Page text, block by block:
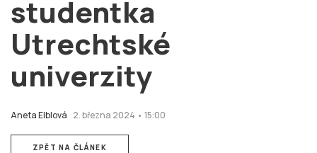
Zapomněli jste heslo?
studentka
Utrechtské
univerzity
Aneta Elblová 2. března 2024 • 15:00
ZPĚT NA ČLÁNEK